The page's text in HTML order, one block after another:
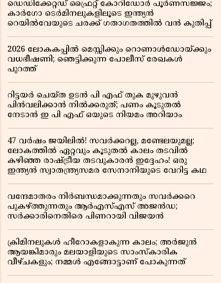
ഡെഡിക്കേറ്റഡ് ഫ്രൈറ്റ് കോറിഡോർ പൂർണസജ്ജം;
കാർഗോ ടെർമിനലുകളിലൂടെ ഇന്ത്യൻ
റെയിൽവേയുടെ ചരക്ക് ഗതാഗതത്തിൽ വൻ കുതിപ്പ്
2026 ലോകകപ്പിൽ മെസ്സിക്കും റൊണാൾഡോയ്ക്കും
വധഭീഷണി; ഞെട്ടിക്കുന്ന പോലീസ് രേഖകൾ
പുറത്ത്
റിട്ടയർ ചെയ്ത ഉടൻ പി എഫ് തുക മുഴുവൻ
പിൻവലിക്കാൻ നിൽക്കരുത്; പണം കൂടുതൽ
നേടാൻ ഇ പി എഫ് ഒയുടെ നിയമം അറിയാം
47 വർഷം ജയിലിൽ! സവർക്കറല്ല, മണ്ടേലയുമല്ല;
ലോകത്തിൽ ഏറ്റവും കൂടുതൽ കാലം തടവിൽ
കഴിഞ്ഞ രാഷ്ട്രീയ തടവുകാരൻ ഇദ്ദേഹം! ഒരു
ഇന്ത്യൻ സ്വാതന്ത്ര്യസമര സേനാനിയുടെ വേറിട്ട കഥ
വന്ദേമാതരം നിർബന്ധമാക്കുന്നതും സവർക്കറെ
പുകഴ്ത്തുന്നതും ആർഎസ്എസ് അജൻഡ;
സർക്കാരിനെതിരെ പിണറായി വിജയൻ
ക്രിമിനലുകൾ ഹീറോകളാകുന്ന കാലം; അർജുൻ
ആയങ്കിമാരും മലയാളിയുടെ സാംസ്കാരിക
വീഴ്ചകളും; നമ്മൾ എങ്ങോട്ടാണ് പോകുന്നത്